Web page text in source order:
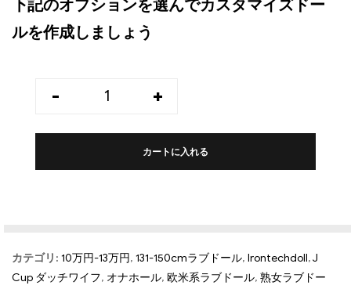
下記のオプションを選んでカスタマイズドー
ルを作成しましょう
- +
カートに入れる
カテゴリ: 10万円-13万円, 131-150cmラブドール, Irontechdoll,J
Cup ダッチワイフ, オナホール, 欧米系ラブドール, 熟女ラブドー